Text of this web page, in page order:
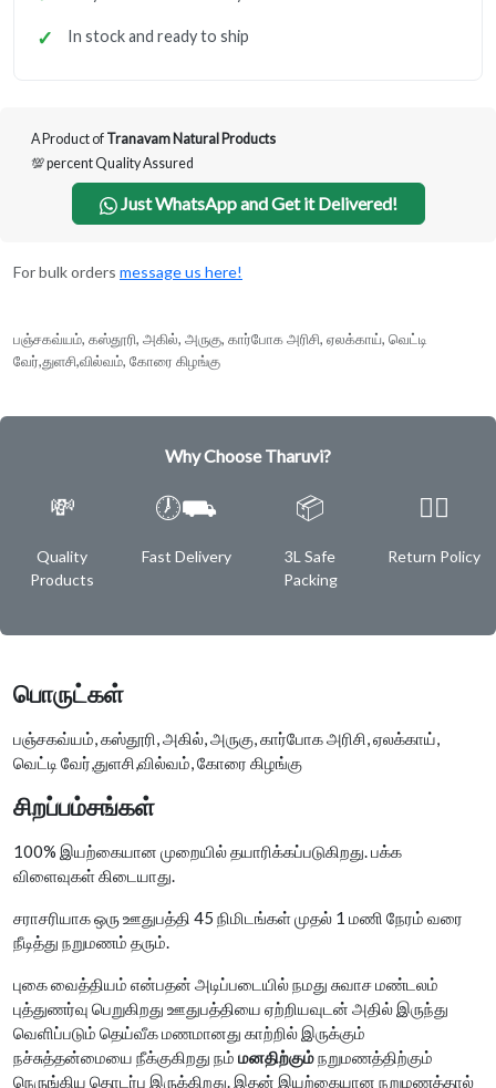
In stock and ready to ship
A Product of Tranavam Natural Products
💯 percent Quality Assured
Just WhatsApp and Get it Delivered!
For bulk orders message us here!
பஞ்சகவ்யம், கஸ்தூரி, அகில், அருகு, கார்போக அரிசி, ஏலக்காய், வெட்டி
வேர்,துளசி,வில்வம், கோரை கிழங்கு
Why Choose Tharuvi?
💸
Quality
Products
🕖⛟
Fast Delivery
📦
3L Safe
Packing
✌🏿
Return Policy
பொருட்கள்
பஞ்சகவ்யம், கஸ்தூரி, அகில், அருகு, கார்போக அரிசி, ஏலக்காய்,
வெட்டி வேர்,துளசி,வில்வம், கோரை கிழங்கு
சிறப்பம்சங்கள்
100% இயற்கையான முறையில் தயாரிக்கப்படுகிறது. பக்க
விளைவுகள் கிடையாது.
சராசரியாக ஒரு ஊதுபத்தி 45 நிமிடங்கள் முதல் 1 மணி நேரம் வரை
நீடித்து நறுமணம் தரும்.
புகை வைத்தியம் என்பதன் அடிப்படையில் நமது சுவாச மண்டலம்
புத்துணர்வு பெறுகிறது ஊதுபத்தியை ஏற்றியவுடன் அதில் இருந்து
வெளிப்படும் தெய்வீக மணமானது காற்றில் இருக்கும்
நச்சுத்தன்மையை நீக்குகிறது நம் மனதிற்கும்நறுமணத்திற்கும்
நெருங்கிய தொடர்பு இருக்கிறது. இதன் இயற்கையான நறுமணத்தால்